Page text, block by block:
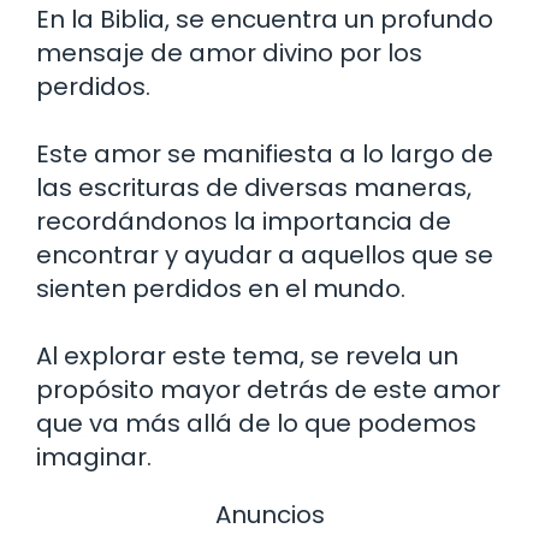
En la Biblia, se encuentra un profundo
mensaje de amor divino por los
perdidos.
Este amor se manifiesta a lo largo de
las escrituras de diversas maneras,
recordándonos la importancia de
encontrar y ayudar a aquellos que se
sienten perdidos en el mundo.
Al explorar este tema, se revela un
propósito mayor detrás de este amor
que va más allá de lo que podemos
imaginar.
Anuncios